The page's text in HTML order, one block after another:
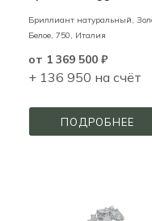
Бриллиант натуральный,
Белое, 750, Италия
от 1 369 500 ₽
+ 136 950 на счёт
ПОДРОБНЕЕ